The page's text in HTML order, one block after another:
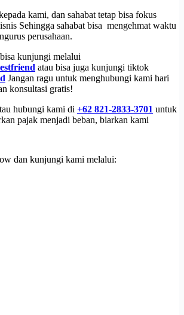
kami, dan sahabat tetap bisa fokus
Sehingga sahabat bisa mengehmat waktu
perusahaan.
kunjungi melalui
atau bisa juga kunjungi tiktok
Jangan ragu untuk menghubungi kami hari
konsultasi gratis!
hubungi kami di +62 821-2833-3701 untuk
pajak menjadi beban, biarkan kami
dan kunjungi kami melalui: